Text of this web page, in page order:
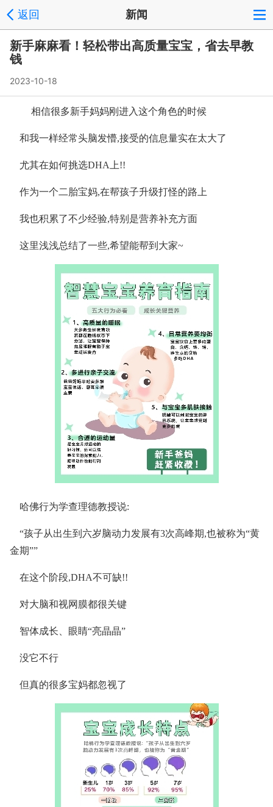
返回 新闻
新手麻麻看！轻松带出高质量宝宝，省去早教
钱
2023-10-18
相信很多新手妈妈刚进入这个角色的时候
和我一样经常头脑发懵,接受的信息量实在太大了
尤其在如何挑选DHA上!!
作为一个二胎宝妈,在帮孩子升级打怪的路上
我也积累了不少经验,特别是营养补充方面
这里浅浅总结了一些,希望能帮到大家~
哈佛行为学查理德教授说:
“孩子从出生到六岁脑动力发展有3次高峰期,也被称为“黄
金期””
在这个阶段,DHA不可缺!!
对大脑和视网膜都很关键
智体成长、眼睛“亮晶晶”
没它不行
但真的很多宝妈都忽视了